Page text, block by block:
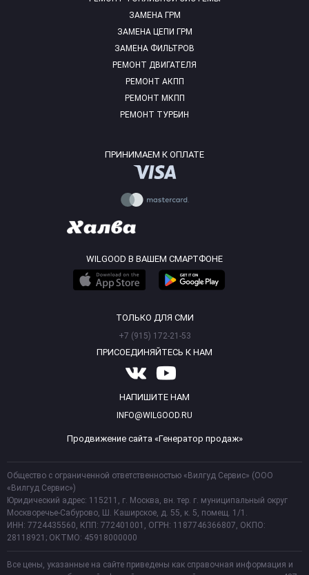
ЗАМЕНА ГРМ
ЗАМЕНА ЦЕПИ ГРМ
ЗАМЕНА ФИЛЬТРОВ
РЕМОНТ ДВИГАТЕЛЯ
РЕМОНТ АКПП
РЕМОНТ МКПП
РЕМОНТ ТУРБИН
ПРИНИМАЕМ К ОПЛАТЕ
WILGOOD В ВАШЕМ СМАРТФОНЕ
ТОЛЬКО ДЛЯ СМИ
+7 (915) 172-21-53
ПРИСОЕДИНЯЙТЕСЬ К НАМ
НАПИШИТЕ НАМ
INFO@WILGOOD.RU
Продвижение сайта «Генератор продаж»
Общество с ограниченной ответственностью «Вилгуд Сервис» (ООО
«Вилгуд Сервис»)
Юридический адрес: 115211, г. Москва, вн. тер. г. муниципальный округ
Москворечье-Сабурово, Ш. Каширское, д. 55, к. 5, помещ. 1/1.
ИНН: 7724435560, КПП: 772401001, ОГРН: 1187746366807, ОКПО:
28118921; ОКТМО: 45918000000
Все цены, указанные на сайте приведены как справочная информация и